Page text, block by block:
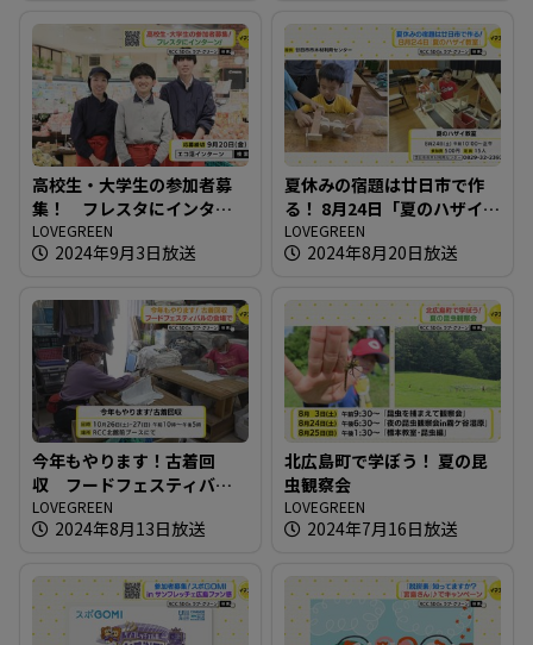
高校生・大学生の参加者募
集！ フレスタにインター
ン！
LOVEGREEN
2024年9月3日放送
夏休みの宿題は廿日市で作
る！ 8月24日「夏のハザイ教
室」
LOVEGREEN
2024年8月20日放送
今年もやります！古着回
収 フードフェスティバル
の会場で
LOVEGREEN
2024年8月13日放送
北広島町で学ぼう！ 夏の昆
虫観察会
LOVEGREEN
2024年7月16日放送